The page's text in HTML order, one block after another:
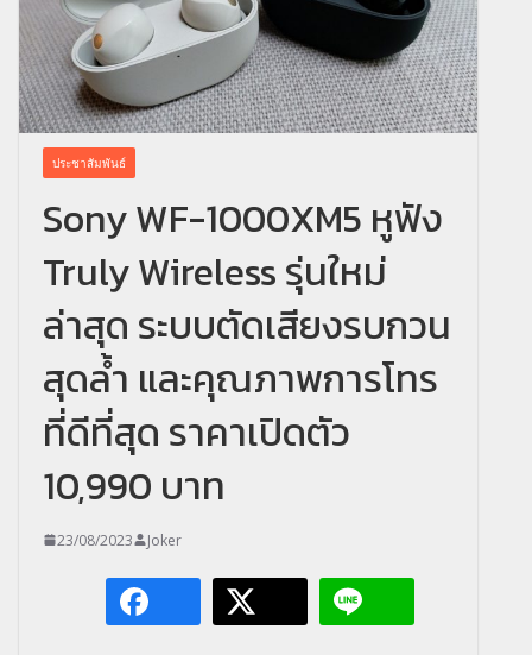
ประชาสัมพันธ์
Sony WF-1000XM5 หูฟัง
Truly Wireless รุ่นใหม่
ล่าสุด ระบบตัดเสียงรบกวน
สุดล้ำ และคุณภาพการโทร
ที่ดีที่สุด ราคาเปิดตัว
10,990 บาท
23/08/2023 Joker